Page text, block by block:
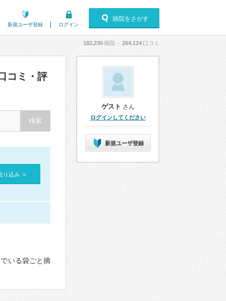
新規ユーザ登録 ログイン
病院をさがす
182,230病院・ 264,124 口コミ
コミ・評
り込み »
いる袋ごと摘
ゲスト さん
ログインしてください
新規ユーザ登録